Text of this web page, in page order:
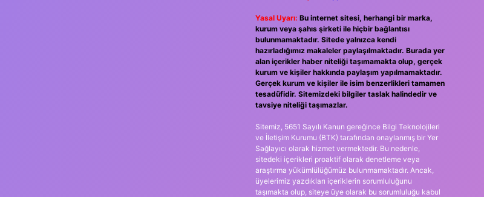
Yasal Uyarı: Bu internet sitesi, herhangi bir marka,
kurum veya şahıs şirketi ile hiçbir bağlantısı
bulunmamaktadır. Sitede yalnızca kendi
hazırladığımız makaleler paylaşılmaktadır. Burada yer
alan içerikler haber niteliği taşımamakta olup, gerçek
kurum ve kişiler hakkında paylaşım yapılmamaktadır.
Gerçek kurum ve kişiler ile isim benzerlikleri tamamen
tesadüfidir. Sitemizdeki bilgiler taslak halindedir ve
tavsiye niteliği taşımazlar.
Sitemiz, 5651 Sayılı Kanun gereğince Bilgi Teknolojileri
ve İletişim Kurumu (BTK) tarafından onaylanmış bir Yer
Sağlayıcı olarak hizmet vermektedir. Bu nedenle,
sitedeki içerikleri proaktif olarak denetleme veya
araştırma yükümlülüğümüz bulunmamaktadır. Ancak,
üyelerimiz yazdıkları içeriklerin sorumluluğunu
taşımakta olup, siteye üye olarak bu sorumluluğu kabul